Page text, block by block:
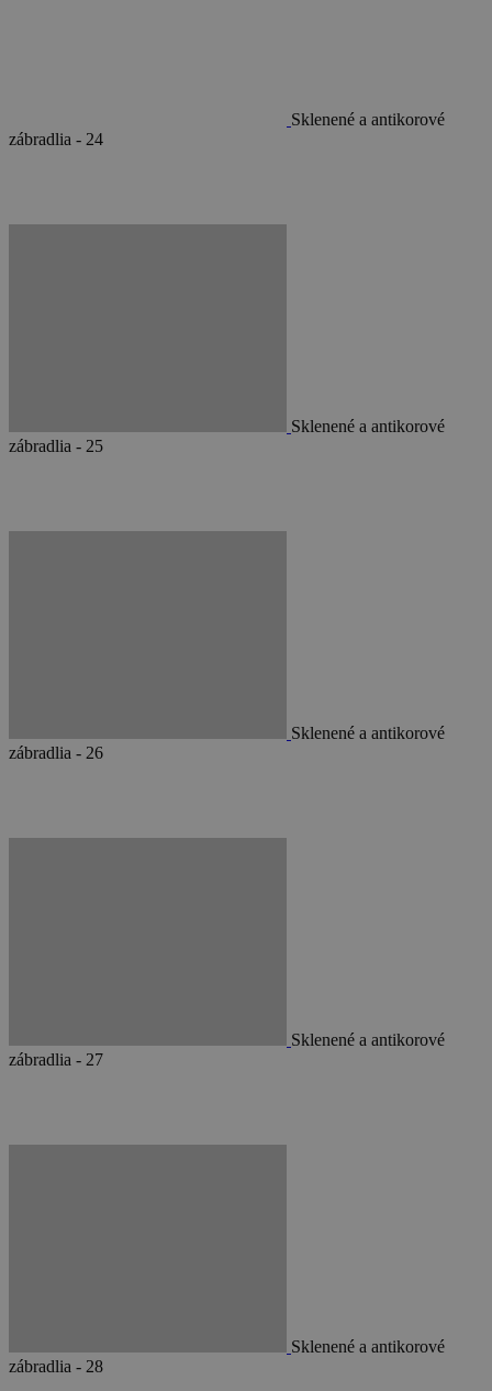
Sklenené a antikorové
zábradlia - 24
Sklenené a antikorové
zábradlia - 25
Sklenené a antikorové
zábradlia - 26
Sklenené a antikorové
zábradlia - 27
Sklenené a antikorové
zábradlia - 28